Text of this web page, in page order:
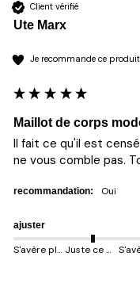
Client vérifié
Ute Marx
Je recommande ce produit
Maillot de corps
Il fait ce qu'il est
ne vous comble pas.
recommandation: oui
ajuster
S'avère plus petit Juste ce qu'il faut